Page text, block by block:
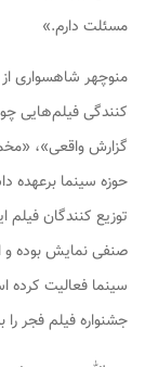
مسئلت دارم.»
منوچهر شاهسواری
کنندگی فیلم‌هایی
گزارش واقعی»،
حوزه سینما برعهده
توزیع کنندگان
سینما فعالیت
جشنواره فیلم فجر